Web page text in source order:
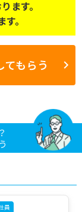
ます。
。
もらう
員